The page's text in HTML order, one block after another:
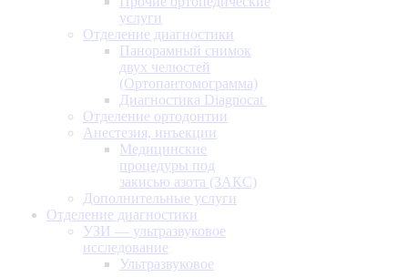
услуги
Отделение диагностики
Панорамный снимок
двух челюстей
(Ортопантомограмма)
Диагностика Diagnocat
Отделение ортодонтии
Анестезия, инъекции
Медицинские
процедуры под
закисью азота (ЗАКС)
Дополнительные услуги
Отделение диагностики
УЗИ — ультразвуковое
исследование
Ультразвуковое